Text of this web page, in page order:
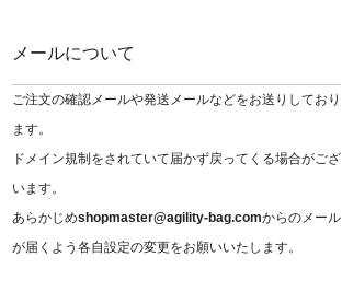
メールについて
ご注文の確認メールや発送メールなどをお送りしており
ます。
ドメイン規制をされていて届かず戻ってくる場合がござ
います。
あらかじめshopmaster@agility-bag.comからのメール
が届くよう各自設定の変更をお願いいたします。